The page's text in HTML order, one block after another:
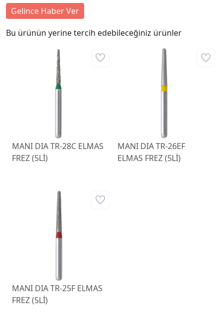
Gelince Haber Ver
Bu ürünün yerine tercih edebileceğiniz ürünler
MANI DIA TR-28C ELMAS
FREZ (5Lİ)
MANI DIA TR-26EF
ELMAS FREZ (5Lİ)
MANI DIA TR-25F ELMAS
FREZ (5Lİ)